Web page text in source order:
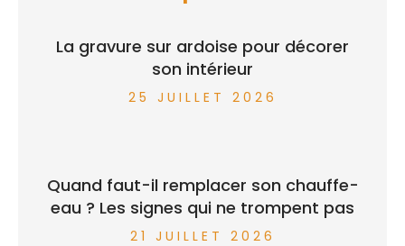
La gravure sur ardoise pour décorer
son intérieur
25 JUILLET 2026
Quand faut-il remplacer son chauffe-
eau ? Les signes qui ne trompent pas
21 JUILLET 2026